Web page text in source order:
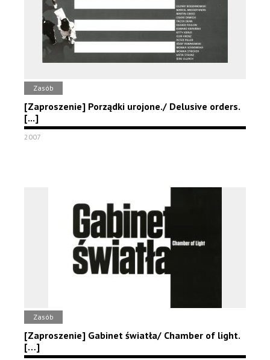
Zasób
[Zaproszenie] Porządki urojone./ Delusive orders.
[...]
2007
Zasób
[Zaproszenie] Gabinet światła/ Chamber of light.
[…]